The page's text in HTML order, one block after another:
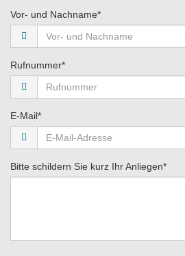
Vor- und NachnamePflichtfeld
*
RufnummerPflichtfeld
*
E-MailPflichtfeld
*
Bitte schildern Sie kurz Ihr Anliegen*